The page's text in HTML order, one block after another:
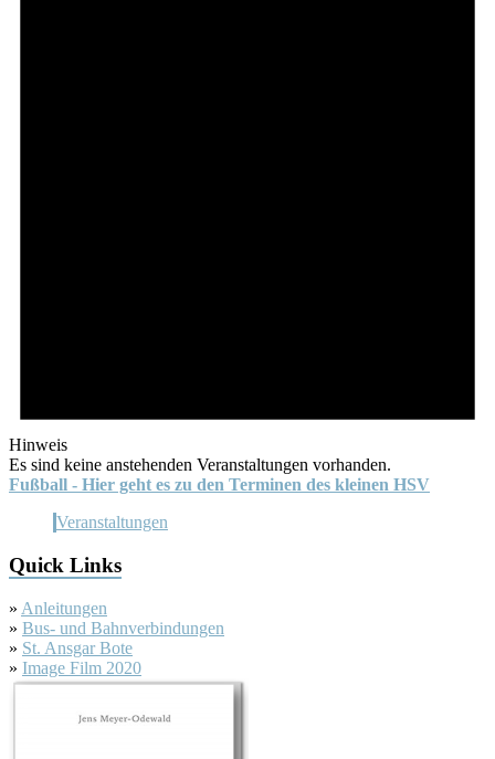
Hinweis
Es sind keine anstehenden Veranstaltungen vorhanden.
Fußball - Hier geht es zu den Terminen des kleinen HSV
Veranstaltungen
Quick Links
» Anleitungen
» Bus- und Bahnverbindungen
» St. Ansgar Bote
» Image Film 2020